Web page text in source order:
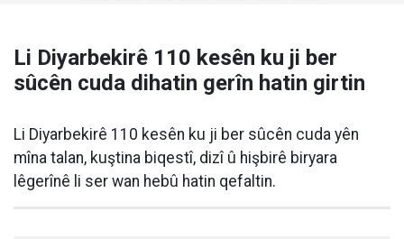
Li Diyarbekirê 110 kesên ku ji ber
sûcên cuda dihatin gerîn hatin girtin
Li Diyarbekirê 110 kesên ku ji ber sûcên cuda yên
mîna talan, kuştina biqestî, dizî û hişbirê biryara
lêgerînê li ser wan hebû hatin qefaltin.